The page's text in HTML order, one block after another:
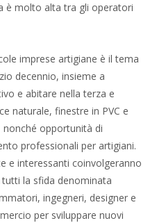
è molto alta tra gli operatori
imprese artigiane è il tema
decennio, insieme a
e abitare nella terza e
naturale, finestre in PVC e
nonché opportunità di
professionali per artigiani.
e interessanti coinvolgeranno
la sfida denominata
ingegneri, designer e
per sviluppare nuovi